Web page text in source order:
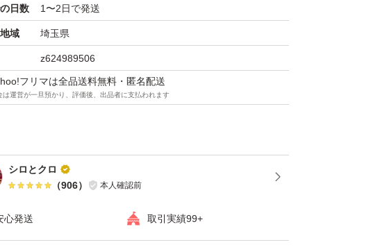
日数 1〜2日で発送
域 埼玉県
z624989506
フリマは全品送料無料・匿名配送
は運営が一旦預かり、評価後、出品者に支払われます
シロとクロ
（906） 本人確認前
心発送 取引実績99+